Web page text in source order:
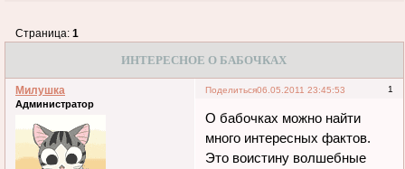
ИНТЕРЕСНОЕ О БАБОЧКАХ
Страница:1
Поделиться 1
06.05.2011 23:45:53
Милушка
Администратор
О бабочках можно найти
много интересных фактов.
Это воистину волшебные